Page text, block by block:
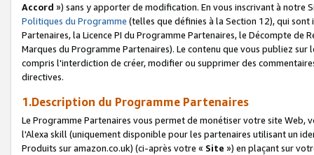
Accord ») sans y apporter de modification. En vous inscrivant à notre
Politiques du Programme (telles que définies à la Section 12), qui
Partenaires, la Licence PI du Programme Partenaires, le Décompte de
Marques du Programme Partenaires). Le contenu que vous publiez
compris l'interdiction de créer, modifier ou supprimer des
directives.
1.Description du Programme Partenaires
Le Programme Partenaires vous permet de monétiser votre site Web,
l'Alexa skill (uniquement disponible pour les partenaires utilisant un
Produits sur amazon.co.uk) (ci-après votre « Site ») en plaçant sur